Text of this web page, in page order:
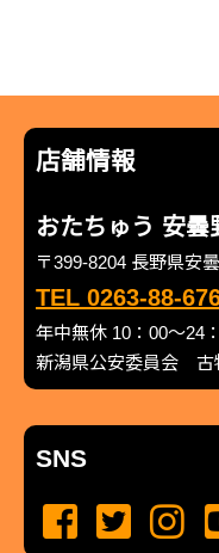
店舗情報
おたちゅう 安曇
〒399-8204 長野県安
TEL 0263-88-
年中無休 10：00～24
新潟県公安委員会 古
SNS